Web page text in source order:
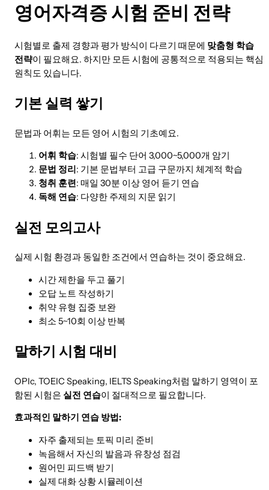
영어자격증 시험 준비 전략
시험별로 출제 경향과 평가 방식이 다르기 때문에 맞춤형 학습
전략이 필요해요. 하지만 모든 시험에 공통적으로 적용되는 핵심
원칙도 있습니다.
기본 실력 쌓기
문법과 어휘는 모든 영어 시험의 기초예요.
어휘 학습: 시험별 필수 단어 3,000~5,000개 암기
문법 정리 : 기본 문법부터 고급 구문까지 체계적 학습
청취 훈련: 매일 30분 이상 영어 듣기 연습
독해 연습: 다양한 주제의 지문 읽기
실전 모의고사
실제 시험 환경과 동일한 조건에서 연습하는 것이 중요해요.
시간 제한을 두고 풀기
오답 노트 작성하기
취약 유형 집중 보완
최소 5~10회 이상 반복
말하기 시험 대비
OPIc, TOEIC Speaking, IELTS Speaking처럼 말하기 영역이 포
함된 시험은 실전 연습이 절대적으로 필요합니다.
효과적인 말하기 연습 방법:
자주 출제되는 토픽 미리 준비
녹음해서 자신의 발음과 유창성 점검
원어민 피드백 받기
실제 대화 상황 시뮬레이션